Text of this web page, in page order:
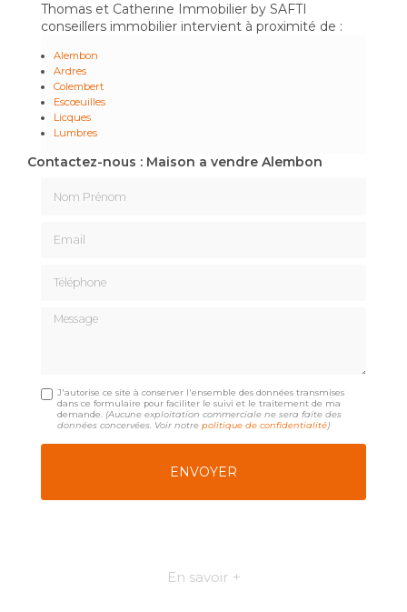
Thomas et Catherine Immobilier by SAFTI
conseillers immobilier intervient à proximité de :
Alembon
Ardres
Colembert
Escœuilles
Licques
Lumbres
Contactez-nous : Maison a vendre Alembon
Message
J'autorise ce site à conserver l'ensemble des données transmises
dans ce formulaire pour faciliter le suivi et le traitement de ma
demande. (Aucune exploitation commerciale ne sera faite des
données concervées. Voir notrepolitique de confidentialité)
En savoir +